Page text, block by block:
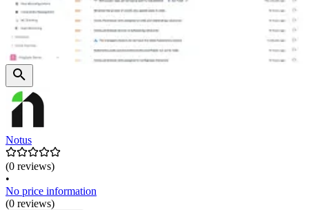
Notus
(0 reviews)
•
No price information
(0 reviews)